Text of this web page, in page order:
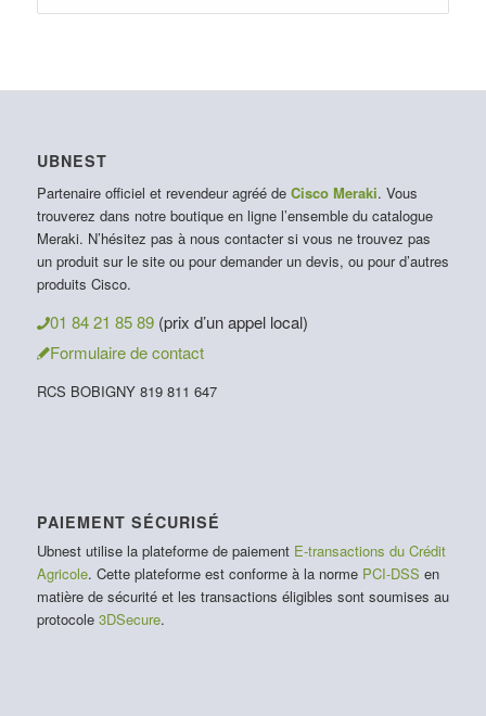
UBNEST
Partenaire officiel et revendeur agréé de Cisco Meraki. Vous
trouverez dans notre boutique en ligne l’ensemble du catalogue
Meraki. N’hésitez pas à nous contacter si vous ne trouvez pas
un produit sur le site ou pour demander un devis, ou pour d’autres
produits Cisco.
01 84 21 85 89 (prix d’un appel local)
Formulaire de contact
RCS BOBIGNY 819 811 647
PAIEMENT SÉCURISÉ
Ubnest utilise la plateforme de paiement E-transactions du Crédit
Agricole. Cette plateforme est conforme à la norme PCI-DSS en
matière de sécurité et les transactions éligibles sont soumises au
protocole 3DSecure.